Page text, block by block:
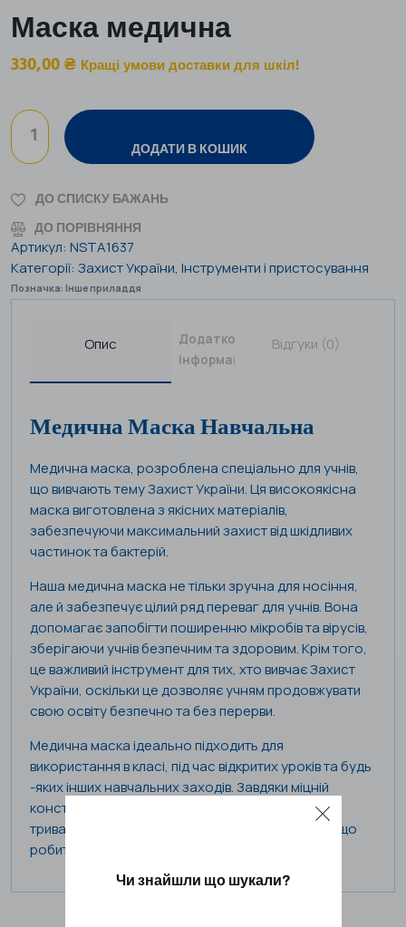
Маска медична
330,00₴ Кращі умови доставки для шкіл!
ДОДАТИ В КОШИК
ДО СПИСКУ БАЖАНЬ
ДО ПОРІВНЯННЯ
Артикул: NSTA1637
Категорії: Захист України, Інструменти і пристосування
Позначка: Інше приладдя
Опис
Додаткова
інформація
Відгуки (0)
Медична Маска Навчальна
Медична маска, розроблена спеціально для учнів,
що вивчають тему Захист України. Ця високоякісна
маска виготовлена ​​з якісних матеріалів,
забезпечуючи максимальний захист від шкідливих
частинок та бактерій.
Наша медична маска не тільки зручна для носіння,
але й забезпечує цілий ряд переваг для учнів. Вона
допомагає запобігти поширенню мікробів та вірусів,
зберігаючи учнів безпечним та здоровим. Крім того,
це важливий інструмент для тих, хто вивчає Захист
України, оскільки це дозволяє учням продовжувати
свою освіту безпечно та без перерви.
Медична маска ідеально підходить для
використання в класі, під час відкритих уроків та будь
-яких інших навчальних заходів. Завдяки міцній
конструкції медична маска призначена для
тривалого використання протягом двох годин, що
робить її економічно вигідним рішенням.
Чи знайшли що шукали?